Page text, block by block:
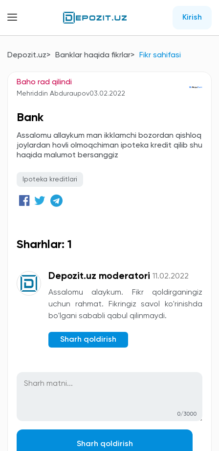
Kirish
Depozit.uz Banklar haqida fikrlar Fikr sahifasi
Baho rad qilindi
Mehriddin Abduraupov03.02.2022
Bank
Assalomu allaykum man ikklamchi bozordan qishloq
joylardan hovli olmoqchiman ipoteka kredit qilib shu
haqida malumot bersanggiz
Ipoteka kreditlari
Sharhlar: 1
Depozit.uz moderatori 11.02.2022
Assalomu alaykum. Fikr qoldirganingiz
uchun rahmat. Fikringiz savol ko'rinishda
bo'lgani sababli qabul qilinmaydi.
Sharh qoldirish
0/3000
Sharh qoldirish